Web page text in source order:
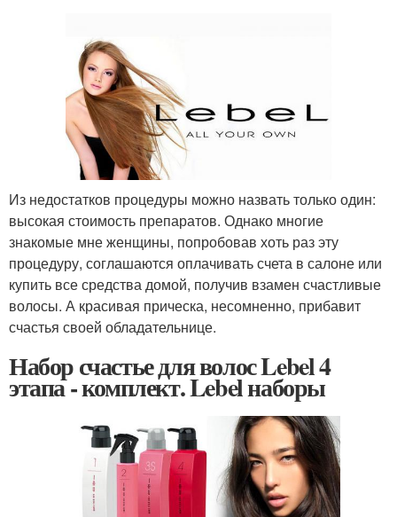
Из недостатков процедуры можно назвать только один:
высокая стоимость препаратов. Однако многие
знакомые мне женщины, попробовав хоть раз эту
процедуру, соглашаются оплачивать счета в салоне или
купить все средства домой, получив взамен счастливые
волосы. А красивая прическа, несомненно, прибавит
счастья своей обладательнице.
Набор счастье для волос Lebel 4
этапа - комплект. Lebel наборы